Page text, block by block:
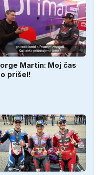
Martin: Moj čas
prišel!